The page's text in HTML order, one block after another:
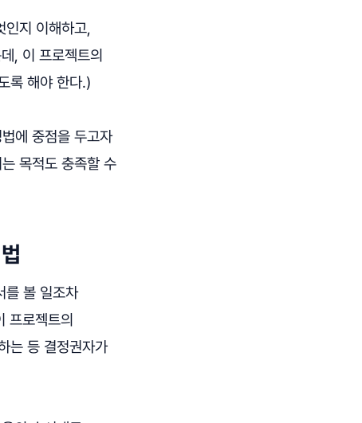
인지 이해하고,
, 이 프로젝트의
록 해야 한다.)
에 중점을 두고자
목적도 충족할 수
를 볼 일조차
프로젝트의
는 등 결정권자가